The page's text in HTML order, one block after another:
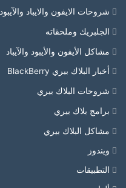
شروحات الايفون والايباد والآيبود
الجلبريك وملحقاته
مشاكل الأيفون والأيبود والآيباد
أخبار البلاك بيري BlackBerry
شروحات البلاك بيري
برامج بلاك بيري
مشاكل البلاك بيري
ويندوز
التطبيقات